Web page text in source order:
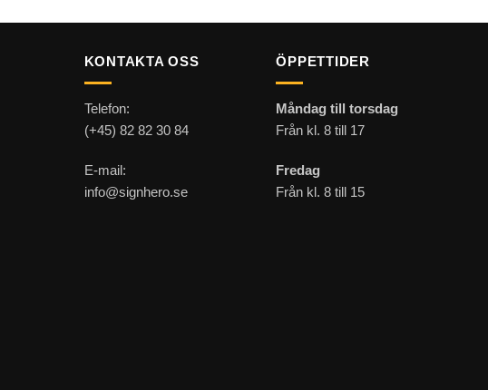
KONTAKTA OSS
Telefon:
(+45) 82 82 30 84
E-mail:
info@signhero.se
ÖPPETTIDER
Måndag till torsdag
Från kl. 8 till 17
Fredag
Från kl. 8 till 15